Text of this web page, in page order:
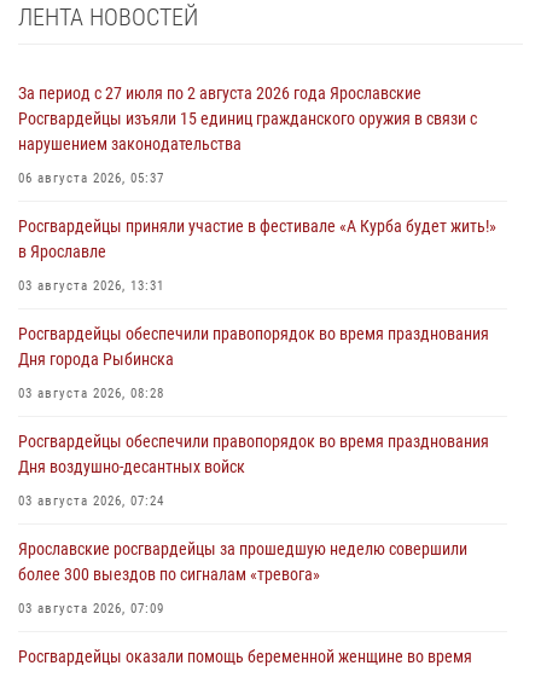
ЛЕНТА НОВОСТЕЙ
За период с 27 июля по 2 августа 2026 года Ярославские
Росгвардейцы изъяли 15 единиц гражданского оружия в связи с
нарушением законодательства
06 августа 2026, 05:37
Росгвардейцы приняли участие в фестивале «А Курба будет жить!»
в Ярославле
03 августа 2026, 13:31
Росгвардейцы обеспечили правопорядок во время празднования
Дня города Рыбинска
03 августа 2026, 08:28
Росгвардейцы обеспечили правопорядок во время празднования
Дня воздушно-десантных войск
03 августа 2026, 07:24
Ярославские росгвардейцы за прошедшую неделю совершили
более 300 выездов по сигналам «тревога»
03 августа 2026, 07:09
Росгвардейцы оказали помощь беременной женщине во время